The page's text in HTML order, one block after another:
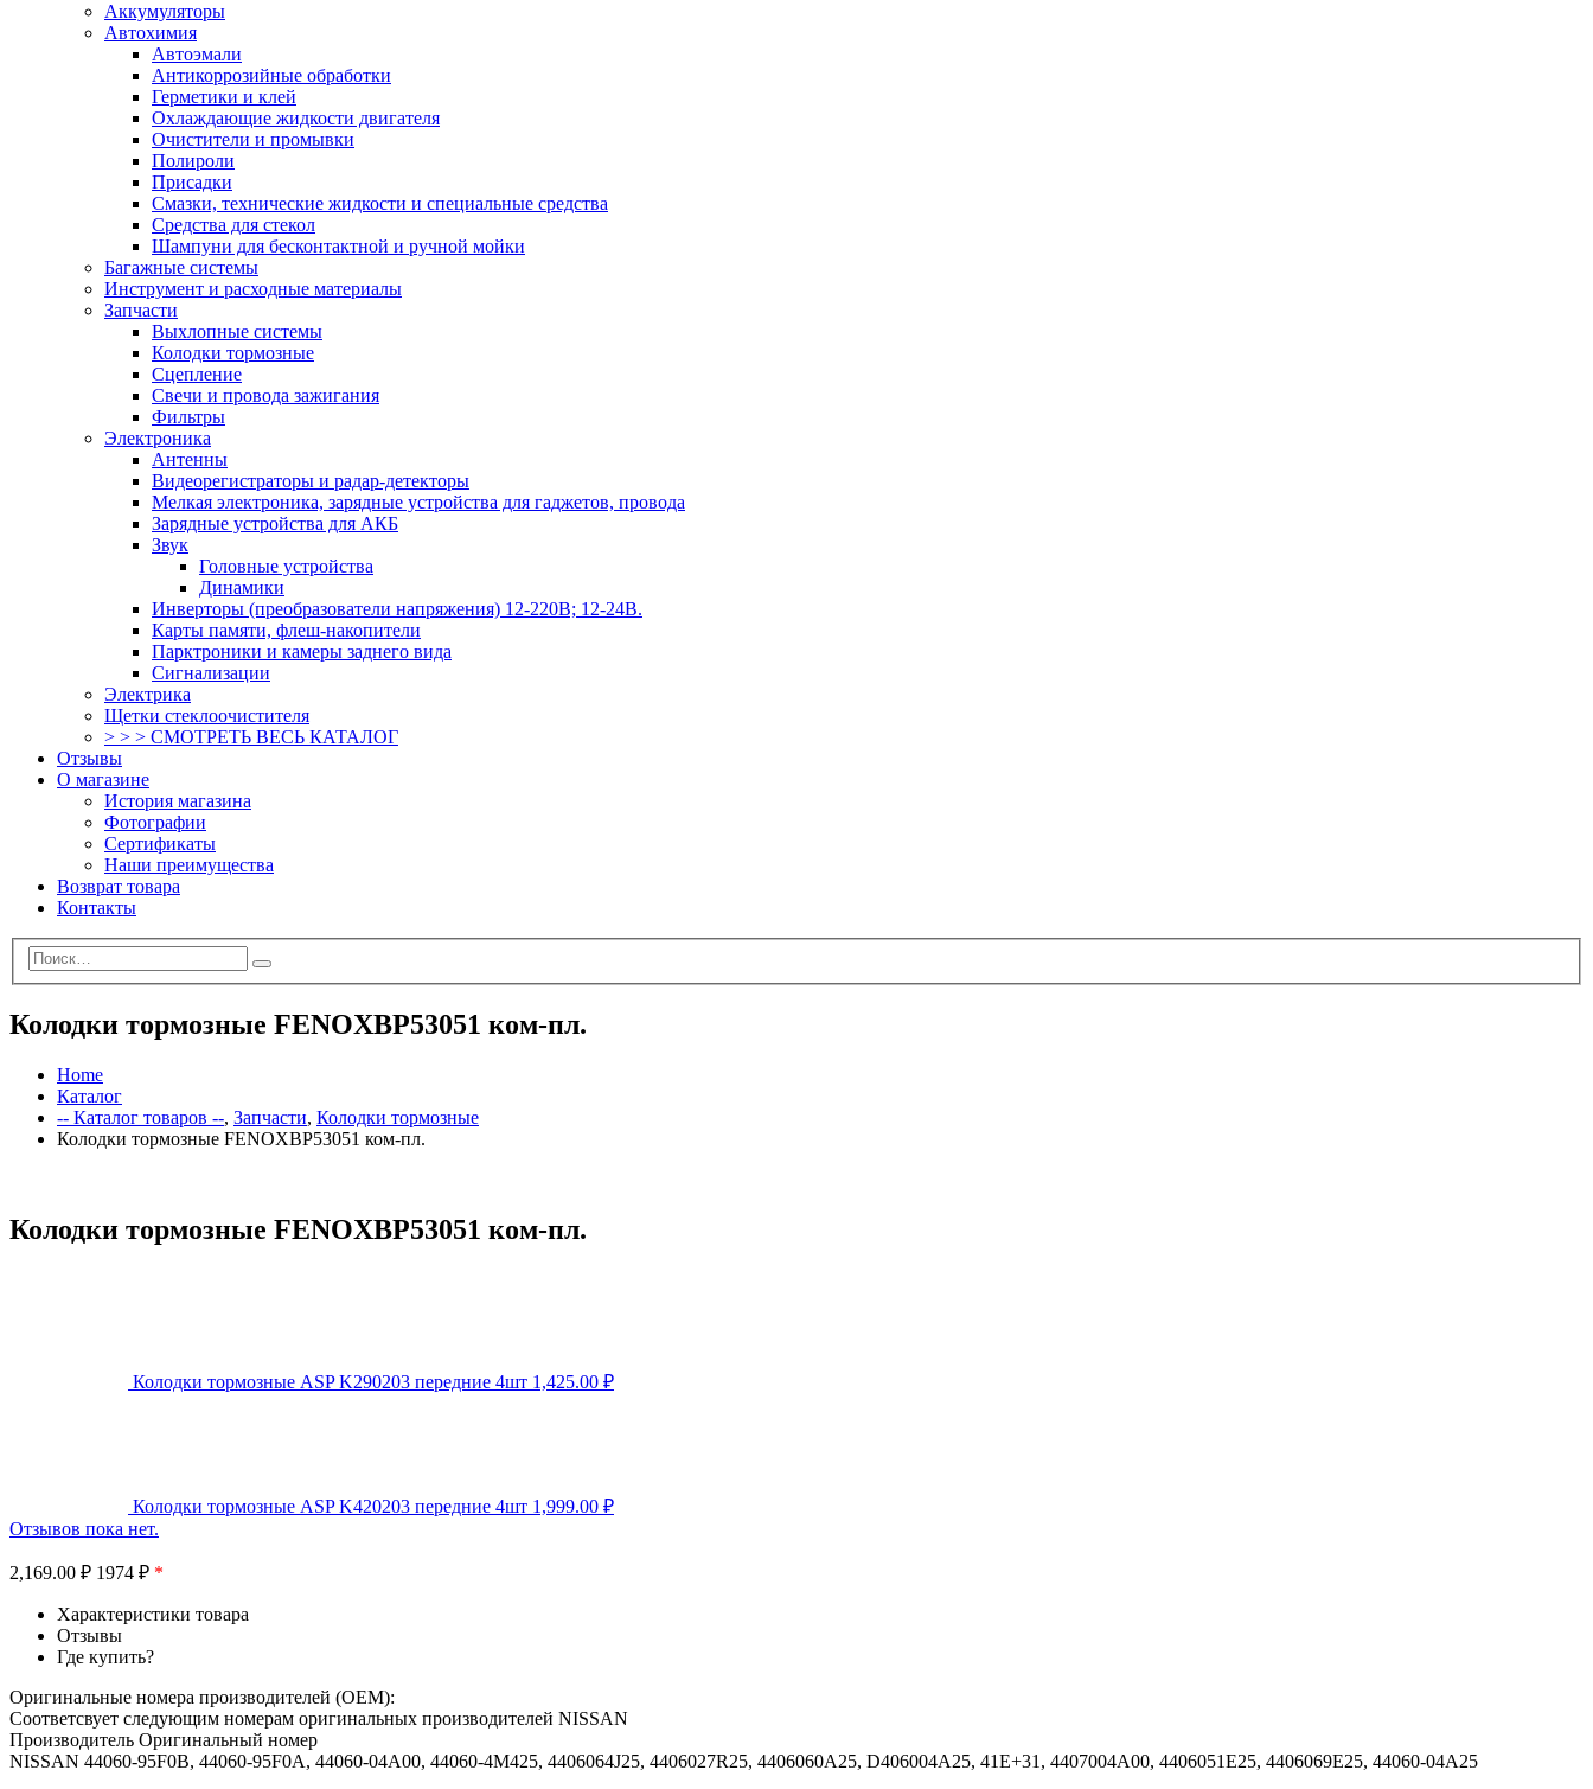
Аккумуляторы
Автохимия
Автоэмали
Антикоррозийные обработки
Герметики и клей
Охлаждающие жидкости двигателя
Очистители и промывки
Полироли
Присадки
Смазки, технические жидкости и специальные средства
Средства для стекол
Шампуни для бесконтактной и ручной мойки
Багажные системы
Инструмент и расходные материалы
Запчасти
Выхлопные системы
Колодки тормозные
Сцепление
Свечи и провода зажигания
Фильтры
Электроника
Антенны
Видеорегистраторы и радар-детекторы
Мелкая электроника, зарядные устройства для гаджетов, провода
Зарядные устройства для АКБ
Звук
Головные устройства
Динамики
Инверторы (преобразователи напряжения) 12-220В; 12-24В.
Карты памяти, флеш-накопители
Парктроники и камеры заднего вида
Сигнализации
Электрика
Щетки стеклоочистителя
> > > СМОТРЕТЬ ВЕСЬ КАТАЛОГ
Отзывы
О магазине
История магазина
Фотографии
Сертификаты
Наши преимущества
Возврат товара
Контакты
Колодки тормозные FENOXBP53051 ком-пл.
Home
Каталог
-- Каталог товаров --, Запчасти, Колодки тормозные
Колодки тормозные FENOXBP53051 ком-пл.
Колодки тормозные FENOXBP53051 ком-пл.
Колодки тормозные ASP K290203 передние 4шт 1,425.00 ₽
Колодки тормозные ASP K420203 передние 4шт 1,999.00 ₽
Отзывов пока нет.
2,169.00 ₽ 1974 ₽ *
Характеристики товара
Отзывы
Где купить?
Оригинальные номера производителей (OEM):
Соответсвует следующим номерам оригинальных производителей NISSAN
Производитель Оригинальный номер
NISSAN 44060-95F0B, 44060-95F0A, 44060-04A00, 44060-4M425, 4406064J25, 4406027R25, 4406060A25, D406004A25, 41E+31, 4407004A00, 4406051E25, 4406069E25, 44060-04A25